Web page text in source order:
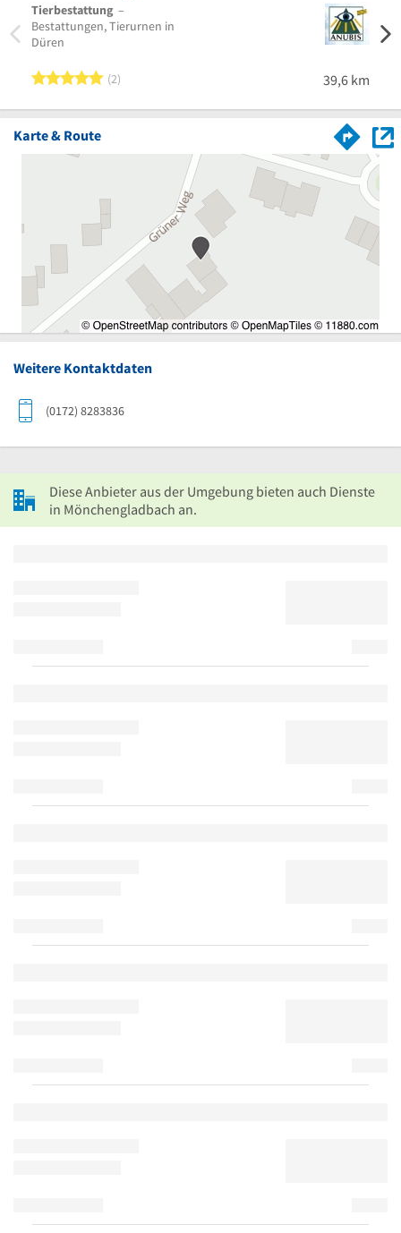
Tierbestattung –
Bestattungen, Tierurnen in
Düren
5 von 5 Sternen
2 39,6 km
Karte & Route
Weitere Kontaktdaten
(0172) 8283836
Diese Anbieter aus der Umgebung bieten auch Dienste
in Mönchengladbach an.